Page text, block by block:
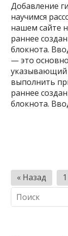
Добавление
научимся
нашем сайте
раннее
блокнота.
— это
указывающий
выполнить
раннее
блокнота.
« Назад 1